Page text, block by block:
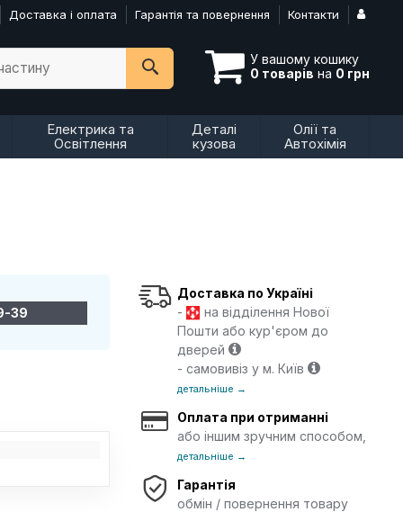
Доставка і оплата Гарантія та повернення Контакти
У вашому кошику
0 товарів на 0 грн
Електрика та
Освітлення
Деталі
кузова
Олії та
Автохімія
39
Доставка по Україні
-
на відділення Нової
Пошти або кур'єром до
дверей
- самовивіз у м. Київ
детальніше →
Оплата при отриманні
або іншим зручним способом,
детальніше →
Гарантія
обмін / повернення товару